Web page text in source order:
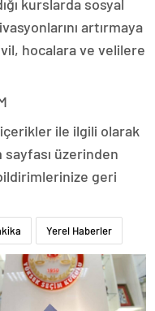
kurslarda sosyal
artırmaya
hocalara ve velilere
ile ilgili olarak
üzerinden
geri
Yerel Haberler